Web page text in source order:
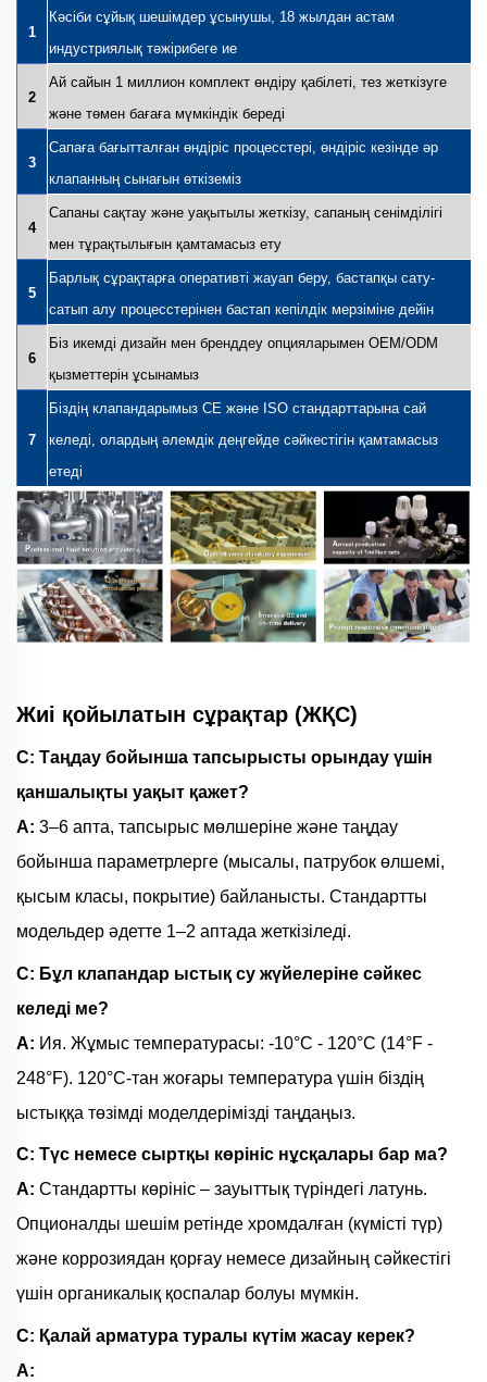
1
Кәсіби сұйық шешімдер ұсынушы, 18 жылдан астам
индустриялық тәжірибеге ие
2
Ай сайын 1 миллион комплект өндіру қабілеті, тез жеткізуге
және төмен бағаға мүмкіндік береді
3
Сапаға бағытталған өндіріс процесстері, өндіріс кезінде әр
клапанның сынағын өткіземіз
4
Сапаны сақтау және уақытылы жеткізу, сапаның сенімділігі
мен тұрақтылығын қамтамасыз ету
5
Барлық сұрақтарға оперативті жауап беру, бастапқы сату-
сатып алу процесстерінен бастап кепілдік мерзіміне дейін
6
Біз икемді дизайн мен бренддеу опцияларымен OEM/ODM
қызметтерін ұсынамыз
7
Біздің клапандарымыз CE және ISO стандарттарына сай
келеді, олардың әлемдік деңгейде сәйкестігін қамтамасыз
етеді
Жиі қойылатын сұрақтар (ЖҚС)
С: Таңдау бойынша тапсырысты орындау үшін
қаншалықты уақыт қажет?
A: 3–6 апта, тапсырыс мөлшеріне және таңдау
бойынша параметрлерге (мысалы, патрубок өлшемі,
қысым класы, покрытие) байланысты. Стандартты
модельдер әдетте 1–2 аптада жеткізіледі.
С: Бұл клапандар ыстық су жүйелеріне сәйкес
келеді ме?
A: Ия. Жұмыс температурасы: -10°C - 120°C (14°F -
248°F). 120°C-тан жоғары температура үшін біздің
ыстыққа төзімді моделдерімізді таңдаңыз.
С: Түс немесе сыртқы көрініс нұсқалары бар ма?
A: Стандартты көрініс – зауыттық түріндегі латунь.
Опционалды шешім ретінде хромдалған (күмісті түр)
және коррозиядан қорғау немесе дизайның сәйкестігі
үшін органикалық қоспалар болуы мүмкін.
С: Қалай арматура туралы күтім жасау керек?
A: